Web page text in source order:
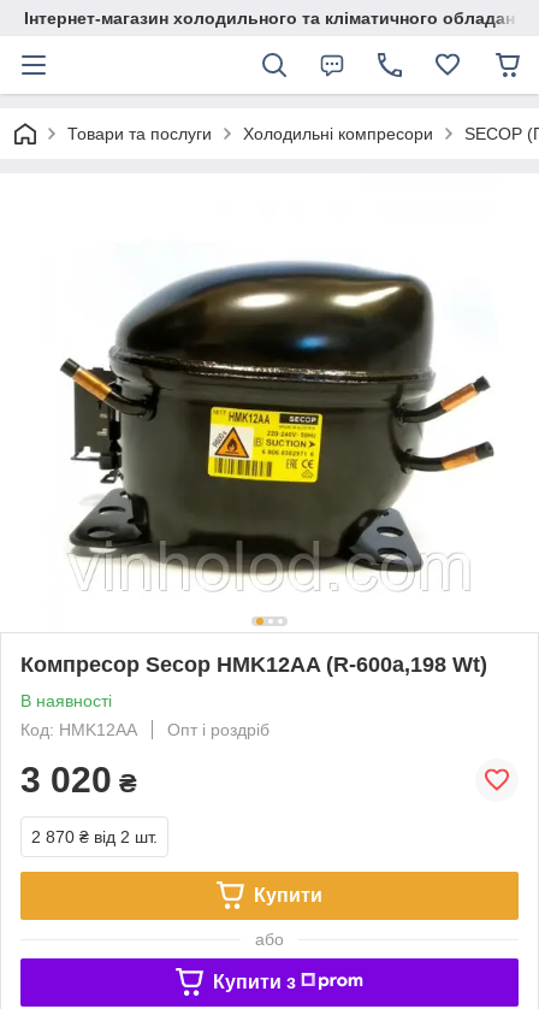
Інтернет-магазин холодильного та кліматичного обладання
Товари та послуги Холодильні компресори SECOP
Компресор Secop HMK12AA (R-600a,198 Wt)
В наявності
Код: HMK12AA
Опт і роздріб
3 020 ₴
2 870 ₴ від 2 шт.
Купити
або
Купити з